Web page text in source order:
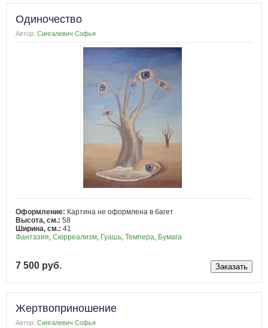
Одиночество
Автор: Сингалевич Софья
Оформление: Картина не оформлена в багет
Высота, см.: 58
Ширина, см.: 41
Фантазия, Сюрреализм, Гуашь, Темпера, Бумага
7 500 руб.
Жертвоприношение
Автор: Сингалевич Софья